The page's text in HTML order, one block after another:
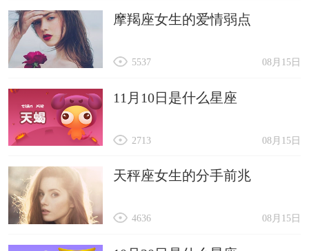
摩羯座女生的爱情弱点
08月15日
5537
11月10日是什么星座
08月15日
2713
天秤座女生的分手前兆
08月15日
4636